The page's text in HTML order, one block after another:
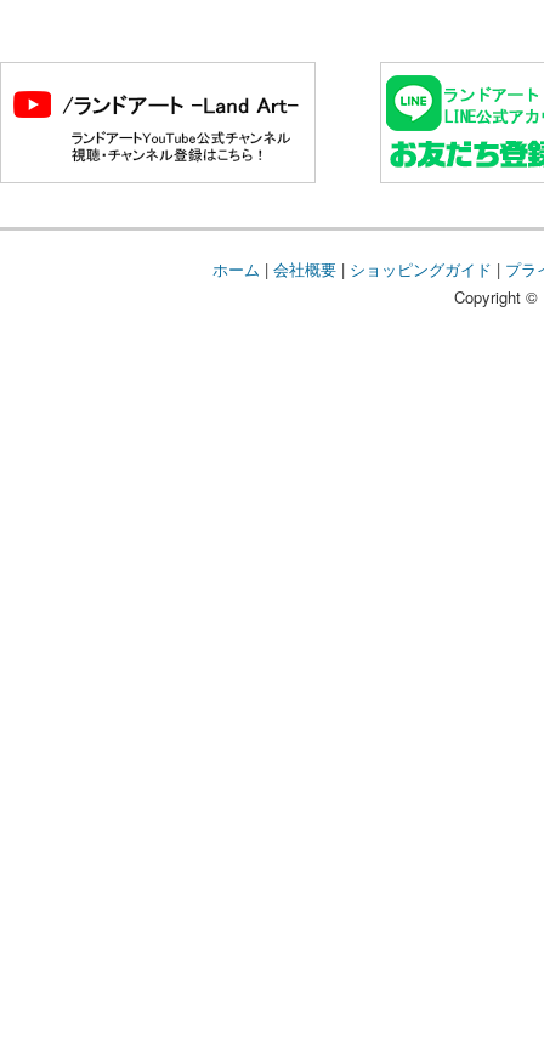
ホーム | 会社概要| ショッピングガイド | プラ
Copyright ©